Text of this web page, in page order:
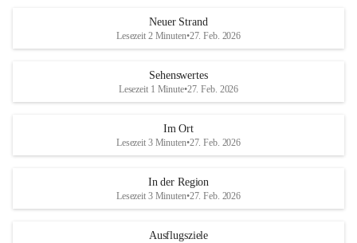
Neuer Strand
Lesezeit 2 Minuten•27. Feb. 2026
Sehenswertes
Lesezeit 1 Minute•27. Feb. 2026
Im Ort
Lesezeit 3 Minuten•27. Feb. 2026
In der Region
Lesezeit 3 Minuten•27. Feb. 2026
Ausflugsziele